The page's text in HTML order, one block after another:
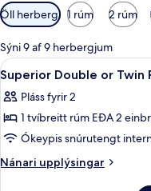
Síur
í
boði
fyrir
herbergi
Öll herbergi 1 rúm 2 rúm
Sýni 9 af 9 herbergjum
Skoða
allar
myndir
fyrir
Superior
Double
2
Superior Double or Twin
Pláss fyrir 2
1 tvíbreitt rúm EÐA 2
Ókeypis snúrutengt
Nánari upplýsingar
Nánari